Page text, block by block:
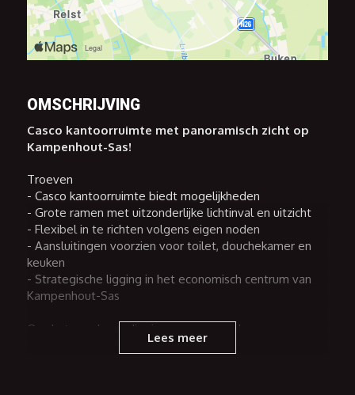
OMSCHRIJVING
Casco kantoorruimte met panoramisch zicht op
Kampenhout-Sas!
Troeven
- Casco kantoorruimte biedt mogelijkheden
- Grote ramen met uitzonderlijke lichtinval en uitzicht
- Flexibel in te richten volgens eigen noden
- Aansluitingen voorzien voor toilet, douchekamer en
keuken
- Strategische ligging in het economisch centrum van
Kampenhout-Sas
Op de tweede verdieping van een moderne
nieuwbouw bevindt zich deze lichte en ruime casco
Lees meer